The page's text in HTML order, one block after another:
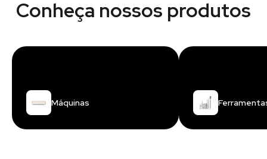
Conheça nossos produtos
Máquinas